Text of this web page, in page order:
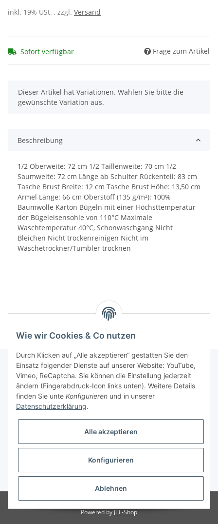
inkl. 19% USt. , zzgl. Versand
Sofort verfügbar Frage zum Artikel
x
Dieser Artikel hat Variationen. Wählen Sie bitte die
gewünschte Variation aus.
Beschreibung
1/2 Oberweite: 72 cm 1/2 Taillenweite: 70 cm 1/2
Saumweite: 72 cm Länge ab Schulter Rückenteil: 83 cm
Tasche Brust Breite: 12 cm Tasche Brust Höhe: 13,50 cm
Ärmel Länge: 66 cm Oberstoff (135 g/m²): 100%
Baumwolle Karton Bügeln mit einer Höchsttemperatur
der Bügeleisensohle von 110°C Maximale
Waschtemperatur 40°C, Schonwaschgang Nicht
Bleichen Nicht trockenreinigen Nicht im
Wäschetrockner/Tumbler trocknen
Informationen
Gesetzliche Informationen
* Alle Preise inkl. gesetzlicher USt., zzgl.Versand
Besucherzähler: 3057569
Powered byJTL-Shop
Wie wir Cookies & Co nutzen
Durch Klicken auf „Alle akzeptieren“ gestatten Sie den
Einsatz folgender Dienste auf unserer Website: YouTube,
Vimeo, ReCaptcha. Sie können die Einstellung jederzeit
ändern (Fingerabdruck-Icon links unten). Weitere Details
finden Sie unte Konfigurieren und in unserer
Datenschutzerklärung.
Alle akzeptieren
Konfigurieren
Ablehnen